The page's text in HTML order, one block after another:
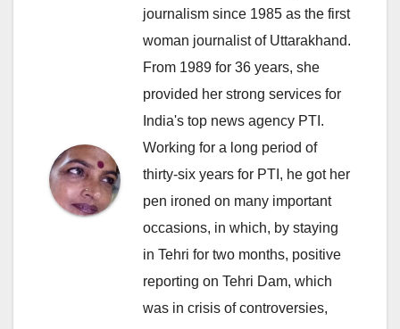
journalism since 1985 as the first
woman journalist of Uttarakhand.
From 1989 for 36 years, she
provided her strong services for
India's top news agency PTI.
Working for a long period of
thirty-six years for PTI, he got her
pen ironed on many important
occasions, in which, by staying
in Tehri for two months, positive
reporting on Tehri Dam, which
was in crisis of controversies,